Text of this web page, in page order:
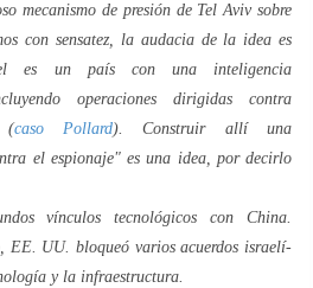
mecanismo de presión de Tel Aviv sobre
con sensatez, la audacia de la idea es
es un país con una inteligencia
operaciones dirigidas contra
(caso Pollard). Construir allí una
el espionaje" es una idea, por decirlo
vínculos tecnológicos con China.
EE. UU. bloqueó varios acuerdos israelí-
y la infraestructura.